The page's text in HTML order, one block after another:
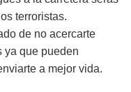
terroristas.
de no acercarte
ya que pueden
a mejor vida.